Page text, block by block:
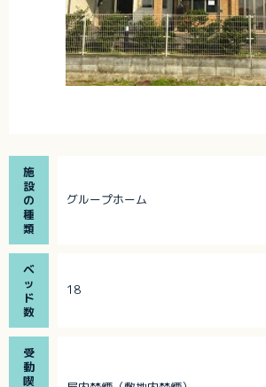
施
設
の
種
類
グループホーム
ベ
ッ
ド
数
18
受
動
喫